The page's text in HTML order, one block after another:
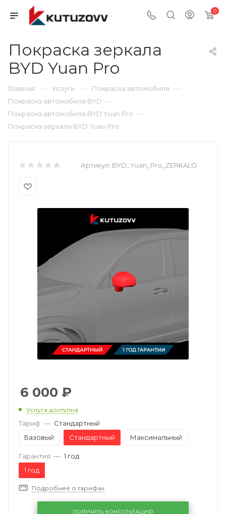
0
Покраска зеркала
BYD Yuan Pro
Главная — Услуги — Покраска автомобиля —
Покраска автомобиля BYD —
Покраска автомобиля BYD Yuan Pro —
Покраска зеркала BYD Yuan Pro
Артикул: BYD_Yuan_Pro_ZERKALO
6 000 ₽
Услуга доступна
Тариф — Стандартный
Базовый
Стандартный Максимальный
Гарантия — 1 год
1 год
Подробнее о тарифах
ПОЛУЧИТЬ КОНСУЛЬТАЦИЮ